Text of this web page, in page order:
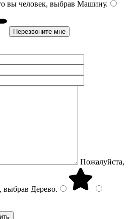
вы человек, выбрав Машину.
Пожалуйста,
выбрав Дерево.